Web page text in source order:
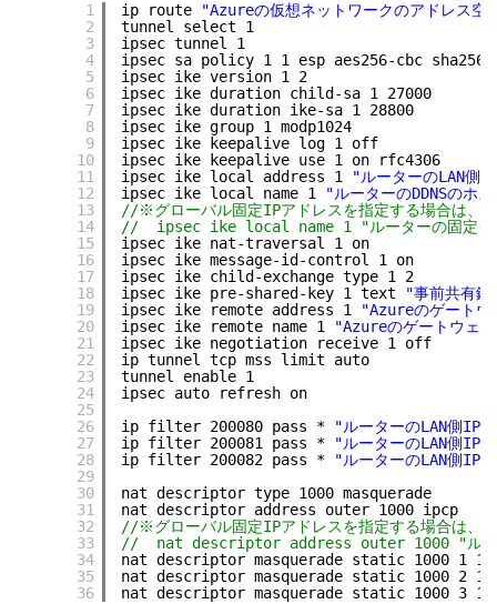
1
2
3
4
5
6
7
8
9
10
11
12
13
14
15
16
17
18
19
20
21
22
23
24
25
26
27
28
29
30
31
32
33
34
35
36
ip route
"Azureの仮想ネットワークのアドレス空
tunnel select 1
ipsec tunnel 1
ipsec sa policy 1 1 esp aes256-cbc
ipsec ike version 1 2
ipsec ike duration child-sa 1 27000
ipsec ike duration ike-sa 1 28800
ipsec ike group 1 modp1024
ipsec ike keepalive log 1 off
ipsec ike keepalive use 1 on rfc4306
ipsec ike local address 1
"ルーターのLAN側
ipsec ike local name 1
"ルーターのDDNSのホ
//※グローバル固定IPアドレスを指定する場合は
//  ipsec ike local name 1 "ルーターの固定グ
ipsec ike nat-traversal 1 on
ipsec ike message-id-control 1 on
ipsec ike child-exchange type 1 2
ipsec ike pre-shared-key 1 text
"事前共有
ipsec ike remote address 1
"Azureのゲート
ipsec ike remote name 1
"Azureのゲートウェ
ipsec ike negotiation receive 1 off
ip tunnel tcp mss limit auto
tunnel enable 1
ipsec auto refresh on
ip filter 200080 pass *
"ルーターのLAN側IP
ip filter 200081 pass *
"ルーターのLAN側IP
ip filter 200082 pass *
"ルーターのLAN側IP
nat descriptor type 1000 masquerade
nat descriptor address outer 1000 ipcp
//※グローバル固定IPアドレスを指定する場合は
//  nat descriptor address outer 1000 "ルータ
nat descriptor masquerade static 1000 1
nat descriptor masquerade static 1000 2
nat descriptor masquerade static 1000 3